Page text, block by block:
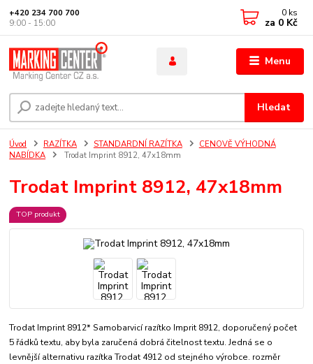
Menu
Hledat
+420 234 700 700
9:00 - 15:00
0 ks
za 0 Kč
Úvod RAZÍTKA STANDARDNÍ RAZÍTKA
CENOVĚ VÝHODNÁ
NABÍDKA
Trodat Imprint 8912, 47x18mm
Trodat Imprint 8912, 47x18mm
TOP produkt
Trodat Imprint 8912* Samobarvicí razítko Imprit 8912, doporučený počet
5 řádků textu, aby byla zaručená dobrá čitelnost textu. Jedná se o
levnější alternativu razítka Trodat 4912 od stejného výrobce. rozměr